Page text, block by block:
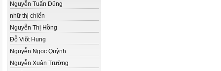
Nguyễn Tuấn Dũng
nhữ thị chiến
Nguyễn Thị Hồng
Đỗ Viõt Hung
Nguyễn Ngọc Quỳnh
Nguyễn Xuân Trường